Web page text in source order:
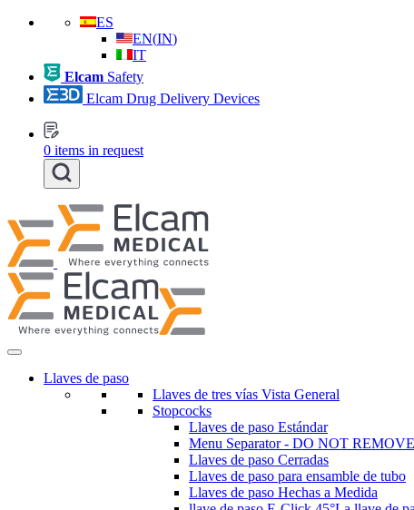
ES
EN(IN)
IT
Elcam Safety
Elcam Drug Delivery Devices
0 items in request
Llaves de paso
Llaves de tres vías Vista General
Stopcocks
Llaves de paso Estándar
Menu Separator - DO NOT
Llaves de paso Cerradas
Llaves de paso para ensamble de tubo
Llaves de paso Hechas a Medida